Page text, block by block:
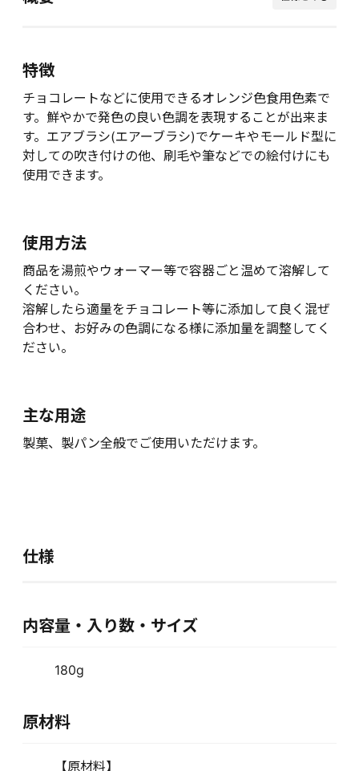
特徴
チョコレートなどに使用できるオレンジ色食用色素で
す。鮮やかで発色の良い色調を表現することが出来ま
す。エアブラシ(エアーブラシ)でケーキやモールド型に
対しての吹き付けの他、刷毛や筆などでの絵付けにも
使用できます。
使用方法
商品を湯煎やウォーマー等で容器ごと温めて溶解して
ください。
溶解したら適量をチョコレート等に添加して良く混ぜ
合わせ、お好みの色調になる様に添加量を調整してく
ださい。
主な用途
製菓、製パン全般でご使用いただけます。
仕様
内容量・入り数・サイズ
180g
原材料
【原材料】